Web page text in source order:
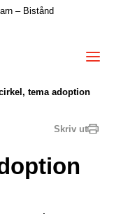
– Bistånd
tema adoption
Skriv ut